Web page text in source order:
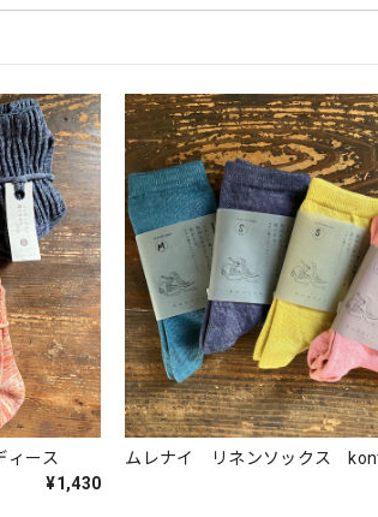
ィース
¥1,430
ムレナイ リネンソックス